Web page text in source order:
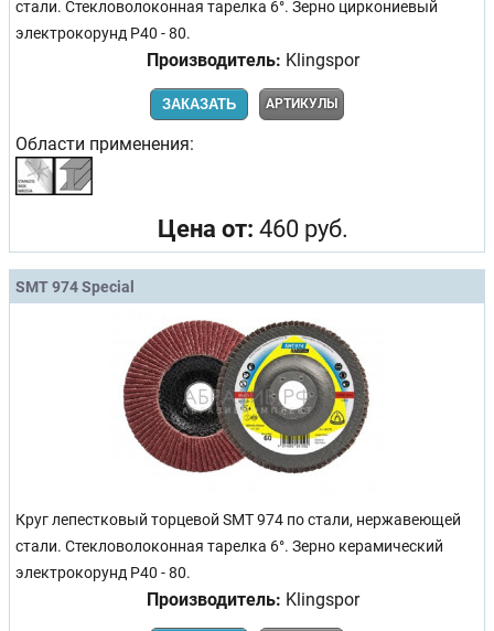
стали. Стекловолоконная тарелка 6°. Зерно циркониевый
электрокорунд Р40 - 80.
Производитель: Klingspor
ЗАКАЗАТЬ АРТИКУЛЫ
Области применения:
Цена от: 460 руб.
SMT 974 Special
Круг лепестковый торцевой SMT 974 по стали, нержавеющей
стали. Стекловолоконная тарелка 6°. Зерно керамический
электрокорунд Р40 - 80.
Производитель: Klingspor